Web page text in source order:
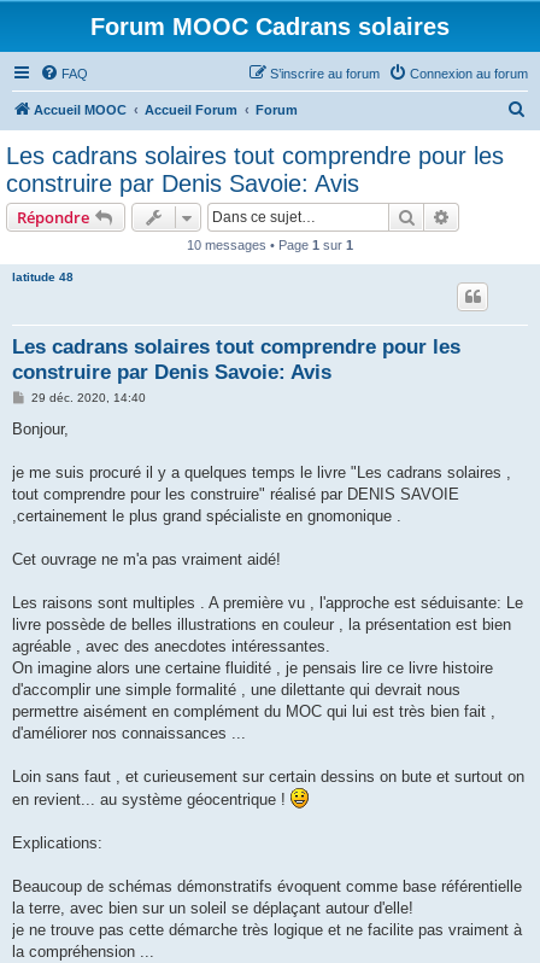
Forum MOOC Cadrans solaires
FAQ Connexion au forum
S’inscrire au forum
Accueil MOOC Accueil Forum Forum
Les cadrans solaires tout comprendre pour les
construire par Denis Savoie: Avis
Répondre Rechercher
10 messages • Page 1 sur 1
latitude 48
Les cadrans solaires tout comprendre pour les
construire par Denis Savoie: Avis
M
s
g
29 déc. 2020, 14:40
Bonjour,
je me suis procuré il y a quelques temps le livre "Les cadrans solaires ,
tout comprendre pour les construire" réalisé par DENIS SAVOIE
,certainement le plus grand spécialiste en gnomonique .
Cet ouvrage ne m'a pas vraiment aidé!
Les raisons sont multiples . A première vu , l'approche est séduisante: Le
livre possède de belles illustrations en couleur , la présentation est bien
agréable , avec des anecdotes intéressantes.
On imagine alors une certaine fluidité , je pensais lire ce livre histoire
d'accomplir une simple formalité , une dilettante qui devrait nous
permettre aisément en complément du MOC qui lui est très bien fait ,
d'améliorer nos connaissances ...
Loin sans faut , et curieusement sur certain dessins on bute et surtout on
en revient... au système géocentrique !
Explications:
Beaucoup de schémas démonstratifs évoquent comme base référentielle
la terre, avec bien sur un soleil se déplaçant autour d'elle!
je ne trouve pas cette démarche très logique et ne facilite pas vraiment à
la compréhension ...